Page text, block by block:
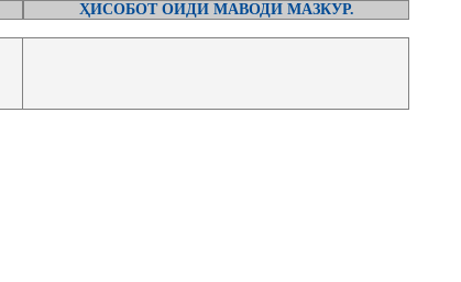
ҲИСОБОТ ОИДИ МАВОДИ МАЗКУР.